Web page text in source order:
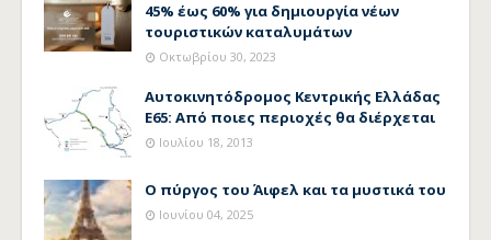
45% έως 60% για δημιουργία νέων
τουριστικών καταλυμάτων
Οκτωβρίου 30, 2023
Αυτοκινητόδρομος Κεντρικής Ελλάδας
Ε65: Από ποιες περιοχές θα διέρχεται
Ιουλίου 18, 2013
Ο πύργος του Άιφελ και τα μυστικά του
Ιουνίου 04, 2025